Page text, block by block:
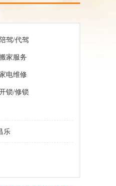
陪驾/代驾
家服务
电维修
锁/修锁
乐